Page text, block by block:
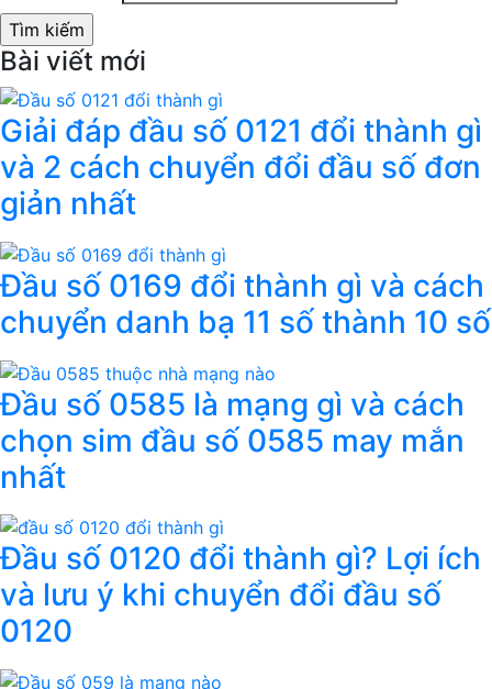
Bài viết mới
Giải đáp đầu số 0121 đổi thành gì
và 2 cách chuyển đổi đầu số đơn
giản nhất
Đầu số 0169 đổi thành gì và cách
chuyển danh bạ 11 số thành 10 số
Đầu số 0585 là mạng gì và cách
chọn sim đầu số 0585 may mắn
nhất
Đầu số 0120 đổi thành gì? Lợi ích
và lưu ý khi chuyển đổi đầu số
0120